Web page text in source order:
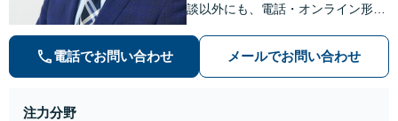
談以外にも、電話・オンライン形式
弁護士にご相談頂くことで、今のご
不安が和らぐとともに、問題解決の
電話でお問い合わせ メールでお問い合わせ
注力分野